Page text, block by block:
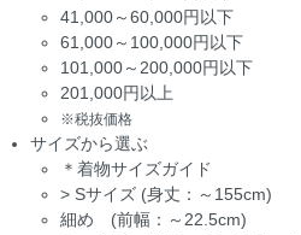
41,000～60,000円以下
61,000～100,000円以下
101,000～200,000円以下
201,000円以上
※税抜価格
サイズから選ぶ
＊着物サイズガイド
> Sサイズ (身丈：～155cm)
細め (前幅：～22.5cm)